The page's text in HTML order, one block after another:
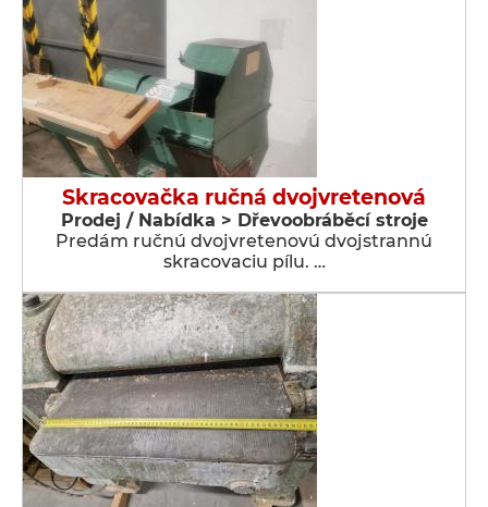
Skracovačka ručná dvojvretenová
Prodej / Nabídka > Dřevoobráběcí stroje
Predám ručnú dvojvretenovú dvojstrannú
skracovaciu pílu. …